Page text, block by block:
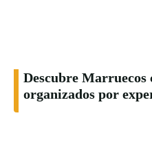
Descubre Marruecos
organizados por